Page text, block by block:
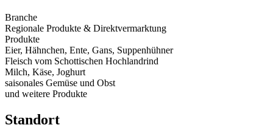
Branche
Regionale Produkte & Direktvermarktung
Produkte
Eier, Hähnchen, Ente, Gans, Suppenhühner
Fleisch vom Schottischen Hochlandrind
Milch, Käse, Joghurt
saisonales Gemüse und Obst
und weitere Produkte
Standort